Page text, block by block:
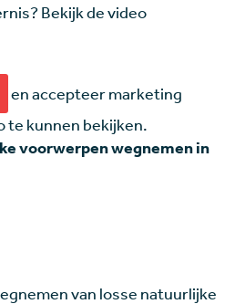
Bekijk de video
en accepteer marketing
te kunnen bekijken.
voorwerpen wegnemen in
van losse natuurlijke